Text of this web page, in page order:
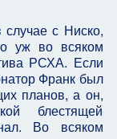
случае с Ниско,
уж во всяком
РСХА. Если
Франк был
планов, а он,
блестящей
Во всяком